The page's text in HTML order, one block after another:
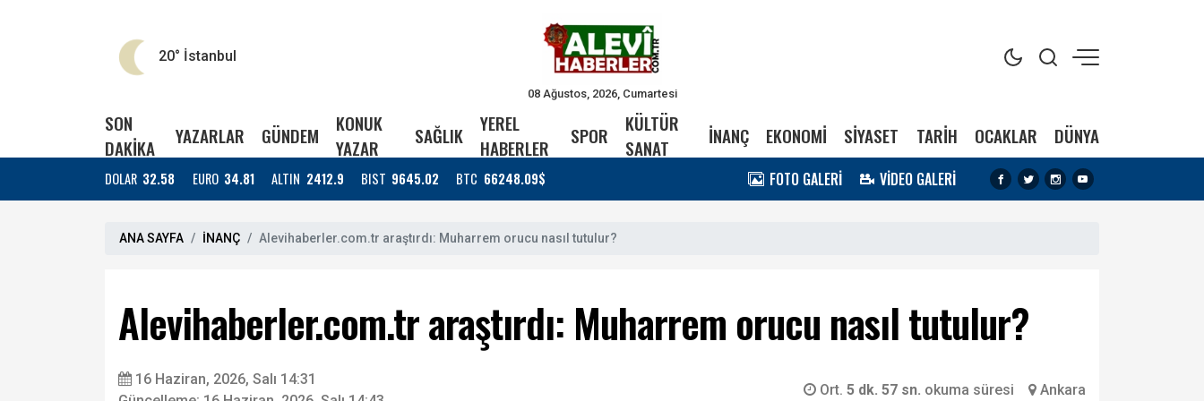
20° İstanbul
08 Ağustos, 2026, Cumartesi
SON
DAKİKA
YAZARLAR GÜNDEM
KONUK
YAZAR
SAĞLIK
YEREL
HABERLER
SPOR
KÜLTÜR
SANAT
İNANÇ EKONOMİ SİYASET TARİH OCAKLAR DÜNYA
DOLAR 32.58 EURO 34.81 ALTIN 2412.9 BIST 9645.02 BTC 66248.09$ FOTO GALERİ VİDEO GALERİ
ANA SAYFA İNANÇ Alevihaberler.com.tr araştırdı: Muharrem orucu nasıl tutulur?
Alevihaberler.com.tr araştırdı: Muharrem orucu nasıl tutulur?
16 Haziran, 2026, Salı 14:31
Ort. 5 dk. 57 sn. okuma süresi Ankara